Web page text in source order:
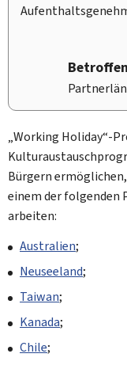
„Working Holiday“-
Bürgern
einem der folgenden
arbeiten:
Australien;
Neuseeland;
Taiwan;
Kanada;
Chile;